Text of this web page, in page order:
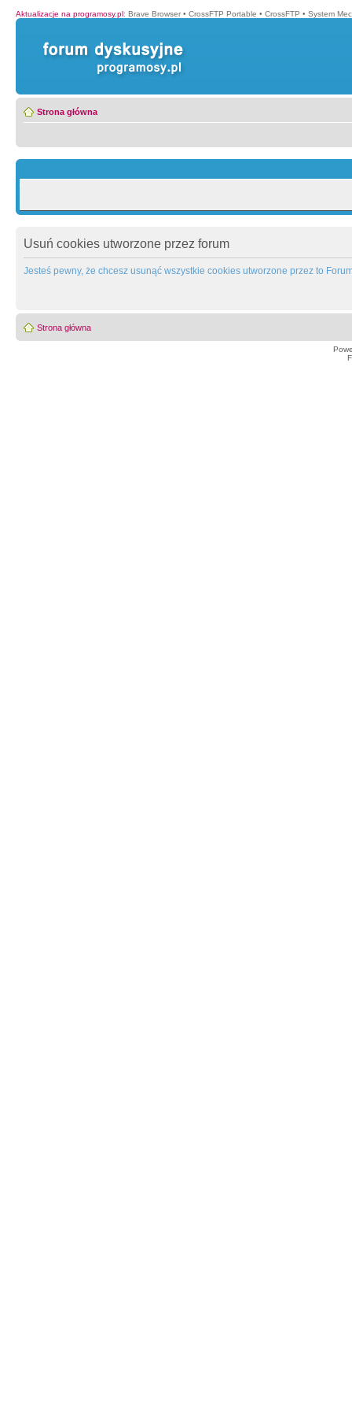
Aktualizacje na programosy.pl: Brave Browser • CrossFTP Portable • CrossFTP • System
Strona główna
Usuń cookies utworzone przez forum
Jesteś pewny, że chcesz usunąć wszystkie cookies utworzone przez to
Strona główna